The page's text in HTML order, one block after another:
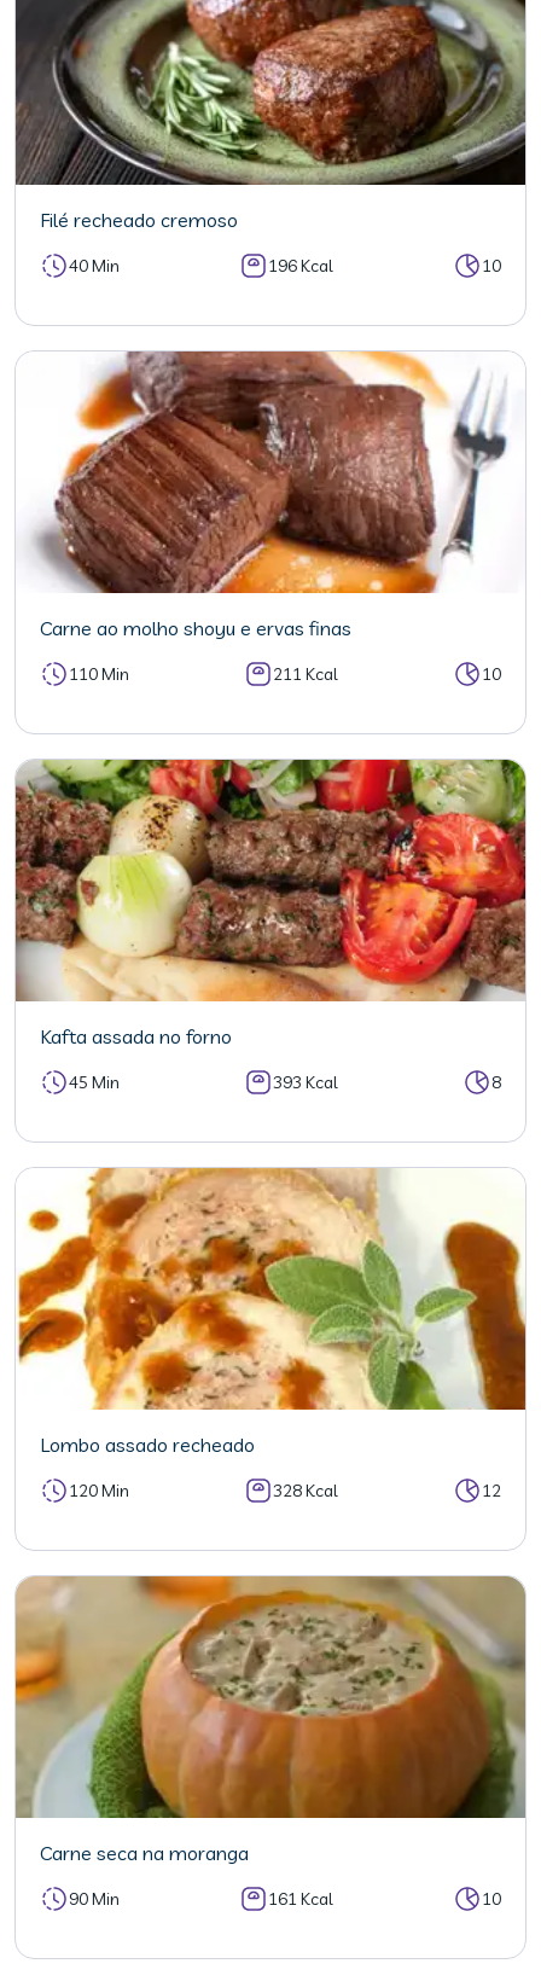
Filé recheado cremoso
40 Min 196 Kcal 10
Carne ao molho shoyu e ervas finas
110 Min 211 Kcal 10
Kafta assada no forno
45 Min 393 Kcal 8
Lombo assado recheado
120 Min 328 Kcal 12
Carne seca na moranga
90 Min 161 Kcal 10